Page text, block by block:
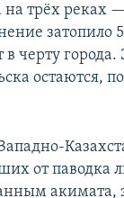
на трёх
затопило
черту
остаются,
от
акимата,